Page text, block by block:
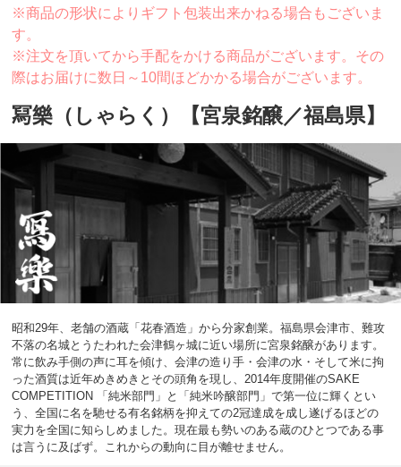
※商品の形状によりギフト包装出来かねる場合もございま
す。
※注文を頂いてから手配をかける商品がございます。その
際はお届けに数日～10間ほどかかる場合がございます。
冩樂（しゃらく）【宮泉銘醸／福島県】
昭和29年、老舗の酒蔵「花春酒造」から分家創業。福島県会津市、難攻
不落の名城とうたわれた会津鶴ヶ城に近い場所に宮泉銘醸があります。
常に飲み手側の声に耳を傾け、会津の造り手・会津の水・そして米に拘
った酒質は近年めきめきとその頭角を現し、2014年度開催のSAKE
COMPETITION 「純米部門」と「純米吟醸部門」で第一位に輝くとい
う、全国に名を馳せる有名銘柄を抑えての2冠達成を成し遂げるほどの
実力を全国に知らしめました。現在最も勢いのある蔵のひとつである事
は言うに及ばず。これからの動向に目が離せません。